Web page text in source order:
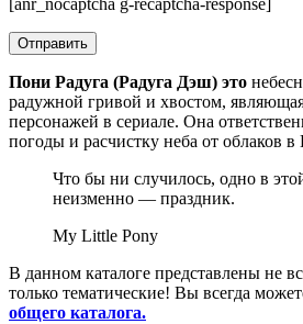
[anr_nocaptcha g-recaptcha-response]
Пони Радуга (Радуга Дэш) это
радужной гривой и хвостом,
персонажей в сериале. Она
погоды и расчистку неба от облаков
Что бы ни случилось, одно в
неизменно — праздник.
My Little Pony
В данном каталоге представлены не
только тематические! Вы всегда
общего каталога.